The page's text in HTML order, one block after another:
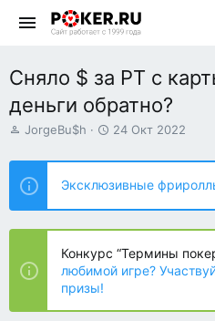
Сняло $ за PT с
деньги обратно?
А
т
о
р
т
е
ы
JorgeBu$h
Д
т
н
а
ч
а
24 Окт 2022
Эксклюзивные
Конкурс “Термины
любимой игре?
призы!